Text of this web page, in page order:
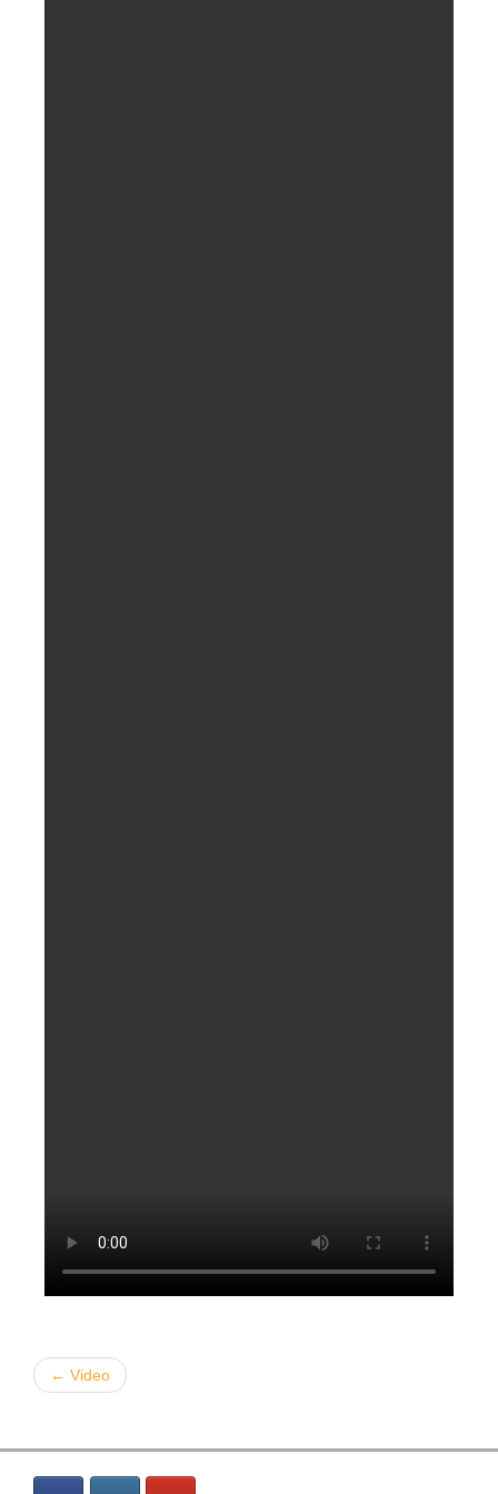
← Video